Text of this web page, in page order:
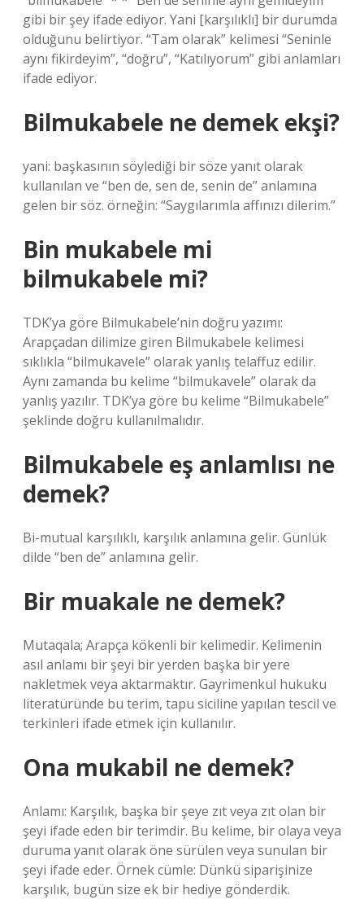
gibi bir şey ifade ediyor. Yani [karşılıklı] bir durumda
olduğunu belirtiyor. “Tam olarak” kelimesi “Seninle
aynı fikirdeyim”, “doğru”, “Katılıyorum” gibi anlamları
ifade ediyor.
Bilmukabele ne demek ekşi?
yani: başkasının söylediği bir söze yanıt olarak
kullanılan ve “ben de, sen de, senin de” anlamına
gelen bir söz. örneğin: “Saygılarımla affınızı dilerim.”
Bin mukabele mi
bilmukabele mi?
TDK’ya göre Bilmukabele’nin doğru yazımı:
Arapçadan dilimize giren Bilmukabele kelimesi
sıklıkla “bilmukavele” olarak yanlış telaffuz edilir.
Aynı zamanda bu kelime “bilmukavele” olarak da
yanlış yazılır. TDK’ya göre bu kelime “Bilmukabele”
şeklinde doğru kullanılmalıdır.
Bilmukabele eş anlamlısı ne
demek?
Bi-mutual karşılıklı, karşılık anlamına gelir. Günlük
dilde “ben de” anlamına gelir.
Bir muakale ne demek?
Mutaqala; Arapça kökenli bir kelimedir. Kelimenin
asıl anlamı bir şeyi bir yerden başka bir yere
nakletmek veya aktarmaktır. Gayrimenkul hukuku
literatüründe bu terim, tapu siciline yapılan tescil ve
terkinleri ifade etmek için kullanılır.
Ona mukabil ne demek?
Anlamı: Karşılık, başka bir şeye zıt veya zıt olan bir
şeyi ifade eden bir terimdir. Bu kelime, bir olaya veya
duruma yanıt olarak öne sürülen veya sunulan bir
şeyi ifade eder. Örnek cümle: Dünkü siparişinize
karşılık, bugün size ek bir hediye gönderdik.